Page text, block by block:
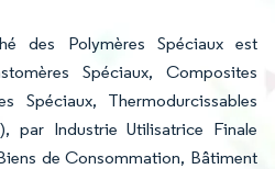
des Polymères Spéciaux est
Spéciaux, Composites
Spéciaux, Thermodurcissables
par Industrie Utilisatrice Finale
de Consommation, Bâtiment